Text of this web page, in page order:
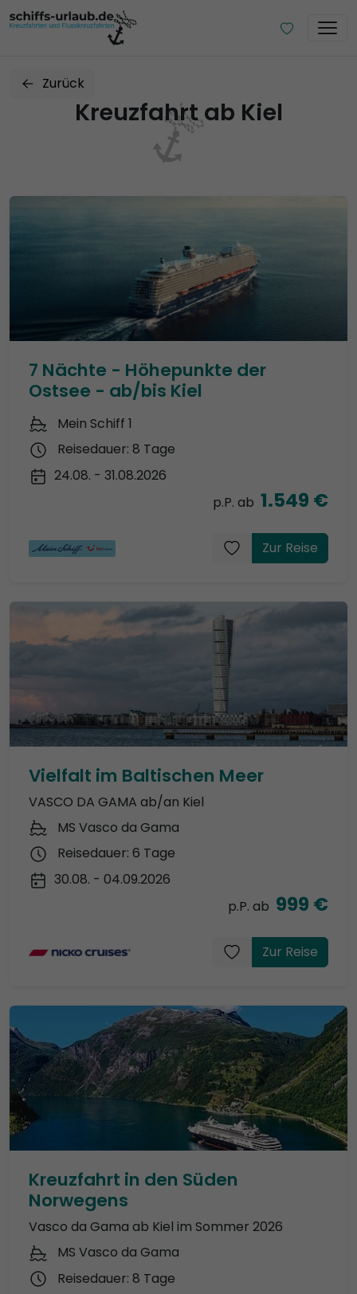
Zurück
Kreuzfahrt ab Kiel
7 Nächte - Höhepunkte der
Ostsee - ab/bis Kiel
Mein Schiff 1
Reisedauer: 8 Tage
24.08. - 31.08.2026
p.P. ab 1.549 €
Zur Reise
Vielfalt im Baltischen Meer
VASCO DA GAMA ab/an Kiel
MS Vasco da Gama
Reisedauer: 6 Tage
30.08. - 04.09.2026
p.P. ab 999 €
Zur Reise
Kreuzfahrt in den Süden
Norwegens
Vasco da Gama ab Kiel im Sommer 2026
MS Vasco da Gama
Reisedauer: 8 Tage